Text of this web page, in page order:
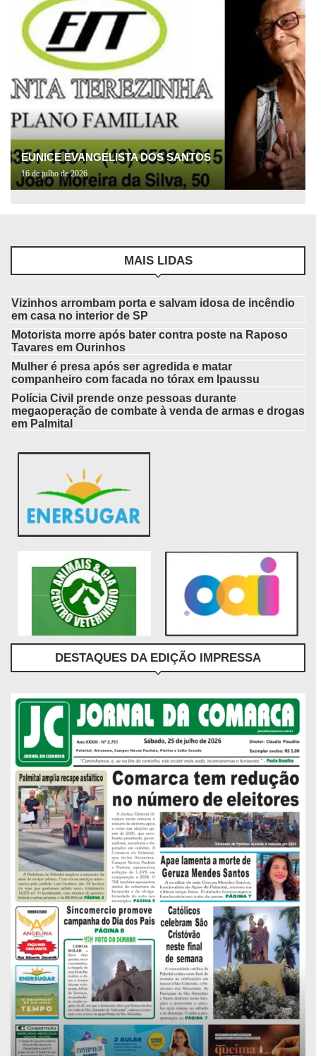
EUNICE EVANGELISTA DOS SANTOS
16 de julho de 2026
MAIS LIDAS
Vizinhos arrombam porta e salvam idosa de incêndio
em casa no interior de SP
Motorista morre após bater contra poste na Raposo
Tavares em Ourinhos
Mulher é presa após ser agredida e matar
companheiro com facada no tórax em Ipaussu
Polícia Civil prende onze pessoas durante
megaoperação de combate à venda de armas e drogas
em Palmital
DESTAQUES DA EDIÇÃO IMPRESSA